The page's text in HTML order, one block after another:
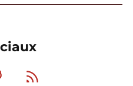
Github